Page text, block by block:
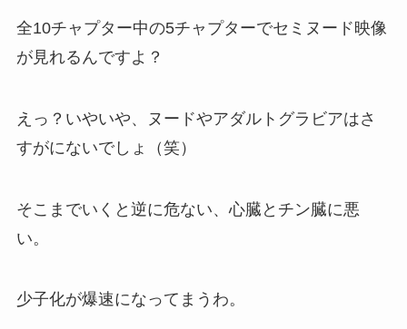
全10チャプター中の5チャプターでセミヌード映像
が見れるんですよ？
えっ？いやいや、ヌードやアダルトグラビアはさ
すがにないでしょ（笑）
そこまでいくと逆に危ない、心臓とチン臓に悪
い。
少子化が爆速になってまうわ。